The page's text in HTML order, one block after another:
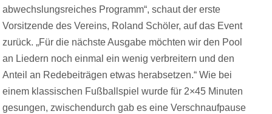
abwechslungsreiches Programm“, schaut der erste
Vorsitzende des Vereins, Roland Schöler, auf das Event
zurück. „Für die nächste Ausgabe möchten wir den Pool
an Liedern noch einmal ein wenig verbreitern und den
Anteil an Redebeiträgen etwas herabsetzen.“ Wie bei
einem klassischen Fußballspiel wurde für 2×45 Minuten
gesungen, zwischendurch gab es eine Verschnaufpause